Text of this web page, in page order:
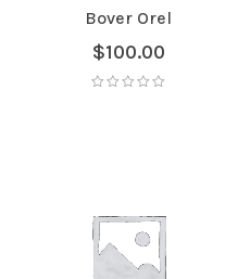
Bover Orel
$100.00